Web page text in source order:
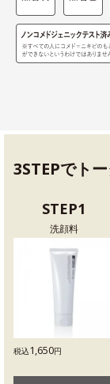
3STEPでト
STEP1
洗顔料
税込1,650円